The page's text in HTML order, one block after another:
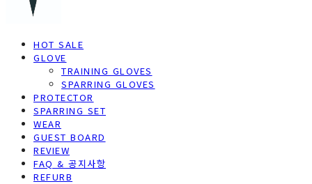
HOT SALE
GLOVE
TRAINING GLOVES
SPARRING GLOVES
PROTECTOR
SPARRING SET
WEAR
GUEST BOARD
REVIEW
FAQ & 공지사항
REFURB